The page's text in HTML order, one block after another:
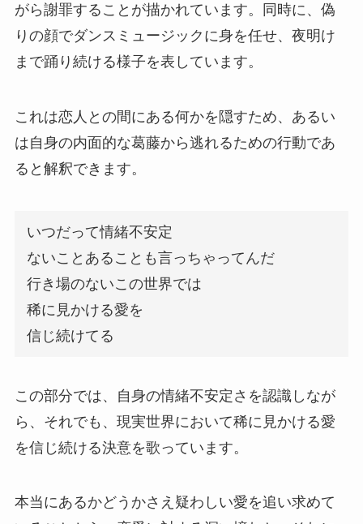
がら謝罪することが描かれています。同時に、偽
りの顔でダンスミュージックに身を任せ、夜明け
まで踊り続ける様子を表しています。
これは恋人との間にある何かを隠すため、あるい
は自身の内面的な葛藤から逃れるための行動であ
ると解釈できます。
いつだって情緒不安定
ないことあることも言っちゃってんだ
行き場のないこの世界では
稀に見かける愛を
信じ続けてる
この部分では、自身の情緒不安定さを認識しなが
ら、それでも、現実世界において稀に見かける愛
を信じ続ける決意を歌っています。
本当にあるかどうかさえ疑わしい愛を追い求めて